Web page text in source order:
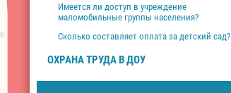
Имеется ли доступ в учреждение
маломобильные группы населения?
Сколько составляет оплата за детский сад?
ОХРАНА ТРУДА В ДОУ